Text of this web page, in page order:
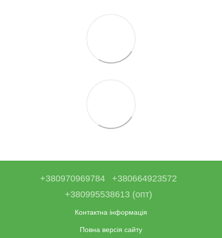
+380970969784
+380664923572
+380995538613 (опт)
Контактна інформація
Повна версія сайту